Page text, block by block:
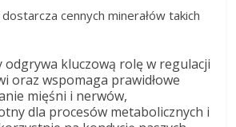
cennych minerałów takich
odgrywa kluczową rolę w regulacji
oraz wspomaga prawidłowe
mięśni i nerwów,
dla procesów metabolicznych i